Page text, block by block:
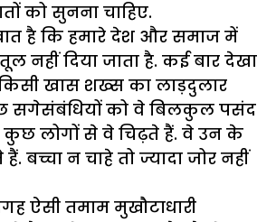
को सुनना चाहिए.
है कि हमारे देश और समाज में
नहीं दिया जाता है. कई बार देखा
खास शख्स का लाड़दुलार
सगेसंबंधियों को वे बिलकुल पसंद
कुछ लोगों से वे चिढ़ते हैं. वे उन के
बच्चा न चाहे तो ज्यादा जोर नहीं
ऐसी तमाम मुखौटाधारी